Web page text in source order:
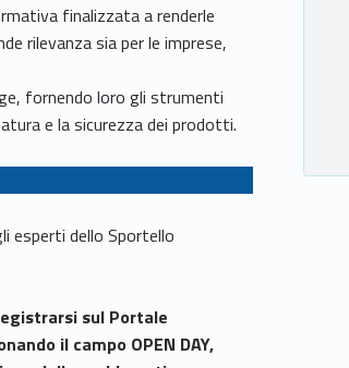
finalizzata a renderle
rilevanza sia per le imprese,
fornendo loro gli strumenti
e la sicurezza dei prodotti.
esperti dello Sportello
sul Portale
il campo OPEN DAY,